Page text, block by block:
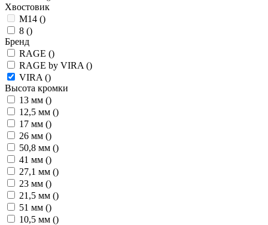
Хвостовик
М14 ()
8 ()
Бренд
RAGE ()
RAGE by VIRA ()
VIRA ()
Высота кромки
13 мм ()
12,5 мм ()
17 мм ()
26 мм ()
50,8 мм ()
41 мм ()
27,1 мм ()
23 мм ()
21,5 мм ()
51 мм ()
10,5 мм ()